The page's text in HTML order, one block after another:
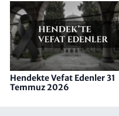
Hendekte Vefat Edenler 31
Temmuz 2026